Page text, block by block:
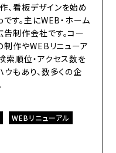
看板デザインを始め
す。主にWEB・ホーム
制作会社です。コー
制作やWEBリニューア
索順位・アクセス数を
もあり、数多くの企
WEBリニューアル